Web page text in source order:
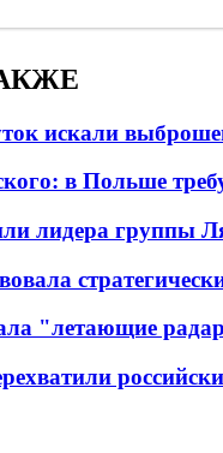
искали
в Польше
лидера группы
"летающие